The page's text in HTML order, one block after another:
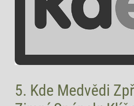
5. Kde Medvědi